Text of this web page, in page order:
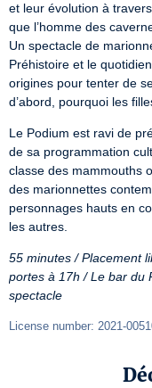
et leur évolution à
que l’homme des
Un spectacle de
Préhistoire et le
origines pour tenter de
d’abord, pourquoi les
Le Podium est ravi de
de sa programmation
classe des mammouths
des marionnettes
personnages hauts en
les autres.
55 minutes / Placement
portes à 17h / Le bar du
spectacle
License number: 2021-